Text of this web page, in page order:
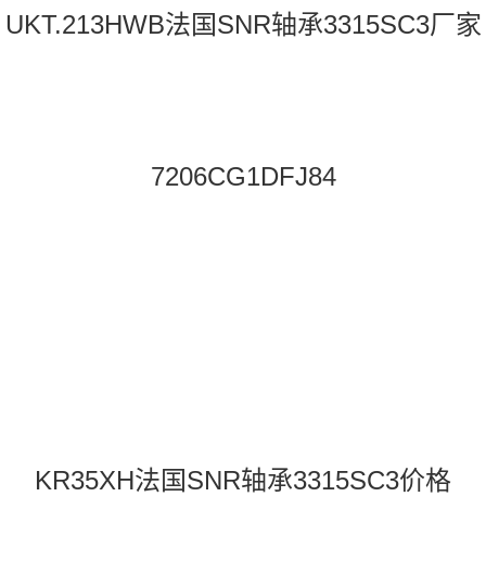
UKT.213HWB法国SNR轴承3315SC3厂家
7206CG1DFJ84
KR35XH法国SNR轴承3315SC3价格